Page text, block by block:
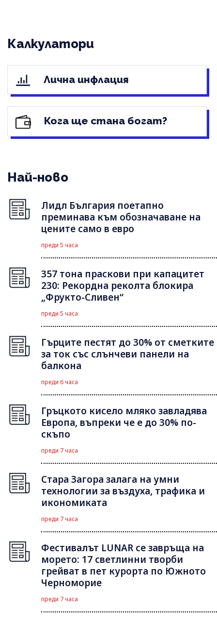
Калкулатори
Лична инфлация
Кога ще стана богат?
Най-ново
Лидл България поетапно
преминава към обозначаване на
цените само в евро
преди 5 часа
357 тона праскови при капацитет
230: Рекордна реколта блокира
„Фрукто-Сливен“
преди 5 часа
Гърците пестят до 30% от сметките
за ток със слънчеви панели на
балкона
преди 6 часа
Гръцкото кисело мляко завладява
Европа, въпреки че е до 30% по-
скъпо
преди 7 часа
Стара Загора залага на умни
технологии за въздуха, трафика и
икономиката
преди 7 часа
Фестивалът LUNAR се завръща на
морето: 17 светлинни творби
грейват в пет курорта по Южното
Черноморие
преди 7 часа